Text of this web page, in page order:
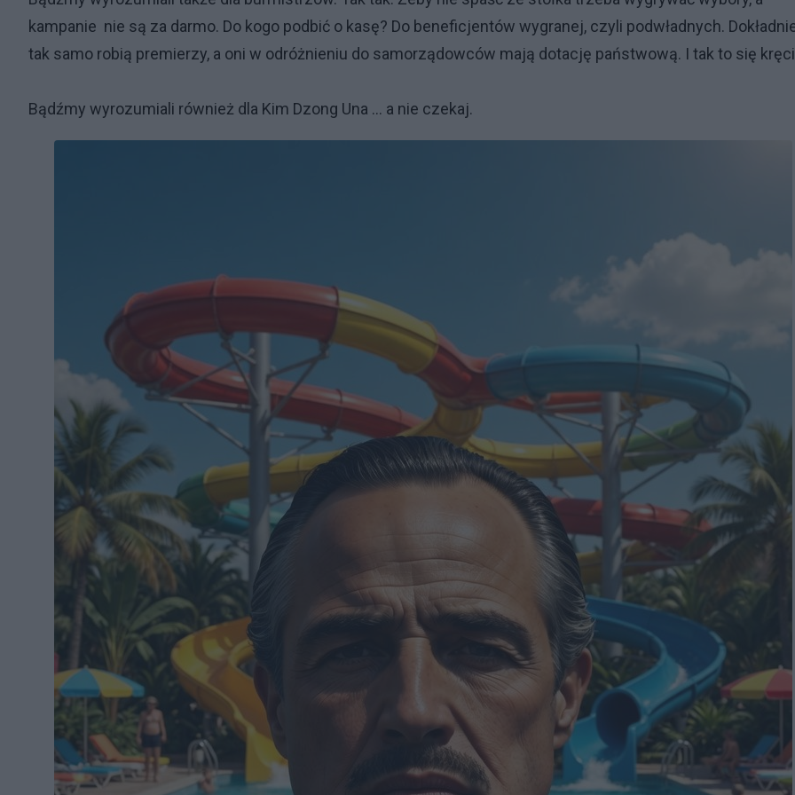
kampanie nie są za darmo. Do kogo podbić o kasę? Do beneficjentów wygranej, czyli podwładnych.
tak samo robią premierzy, a oni w odróżnieniu do samorządowców mają dotację państwową. I tak to się
Bądźmy wyrozumiali również dla Kim Dzong Una ... a nie czekaj.